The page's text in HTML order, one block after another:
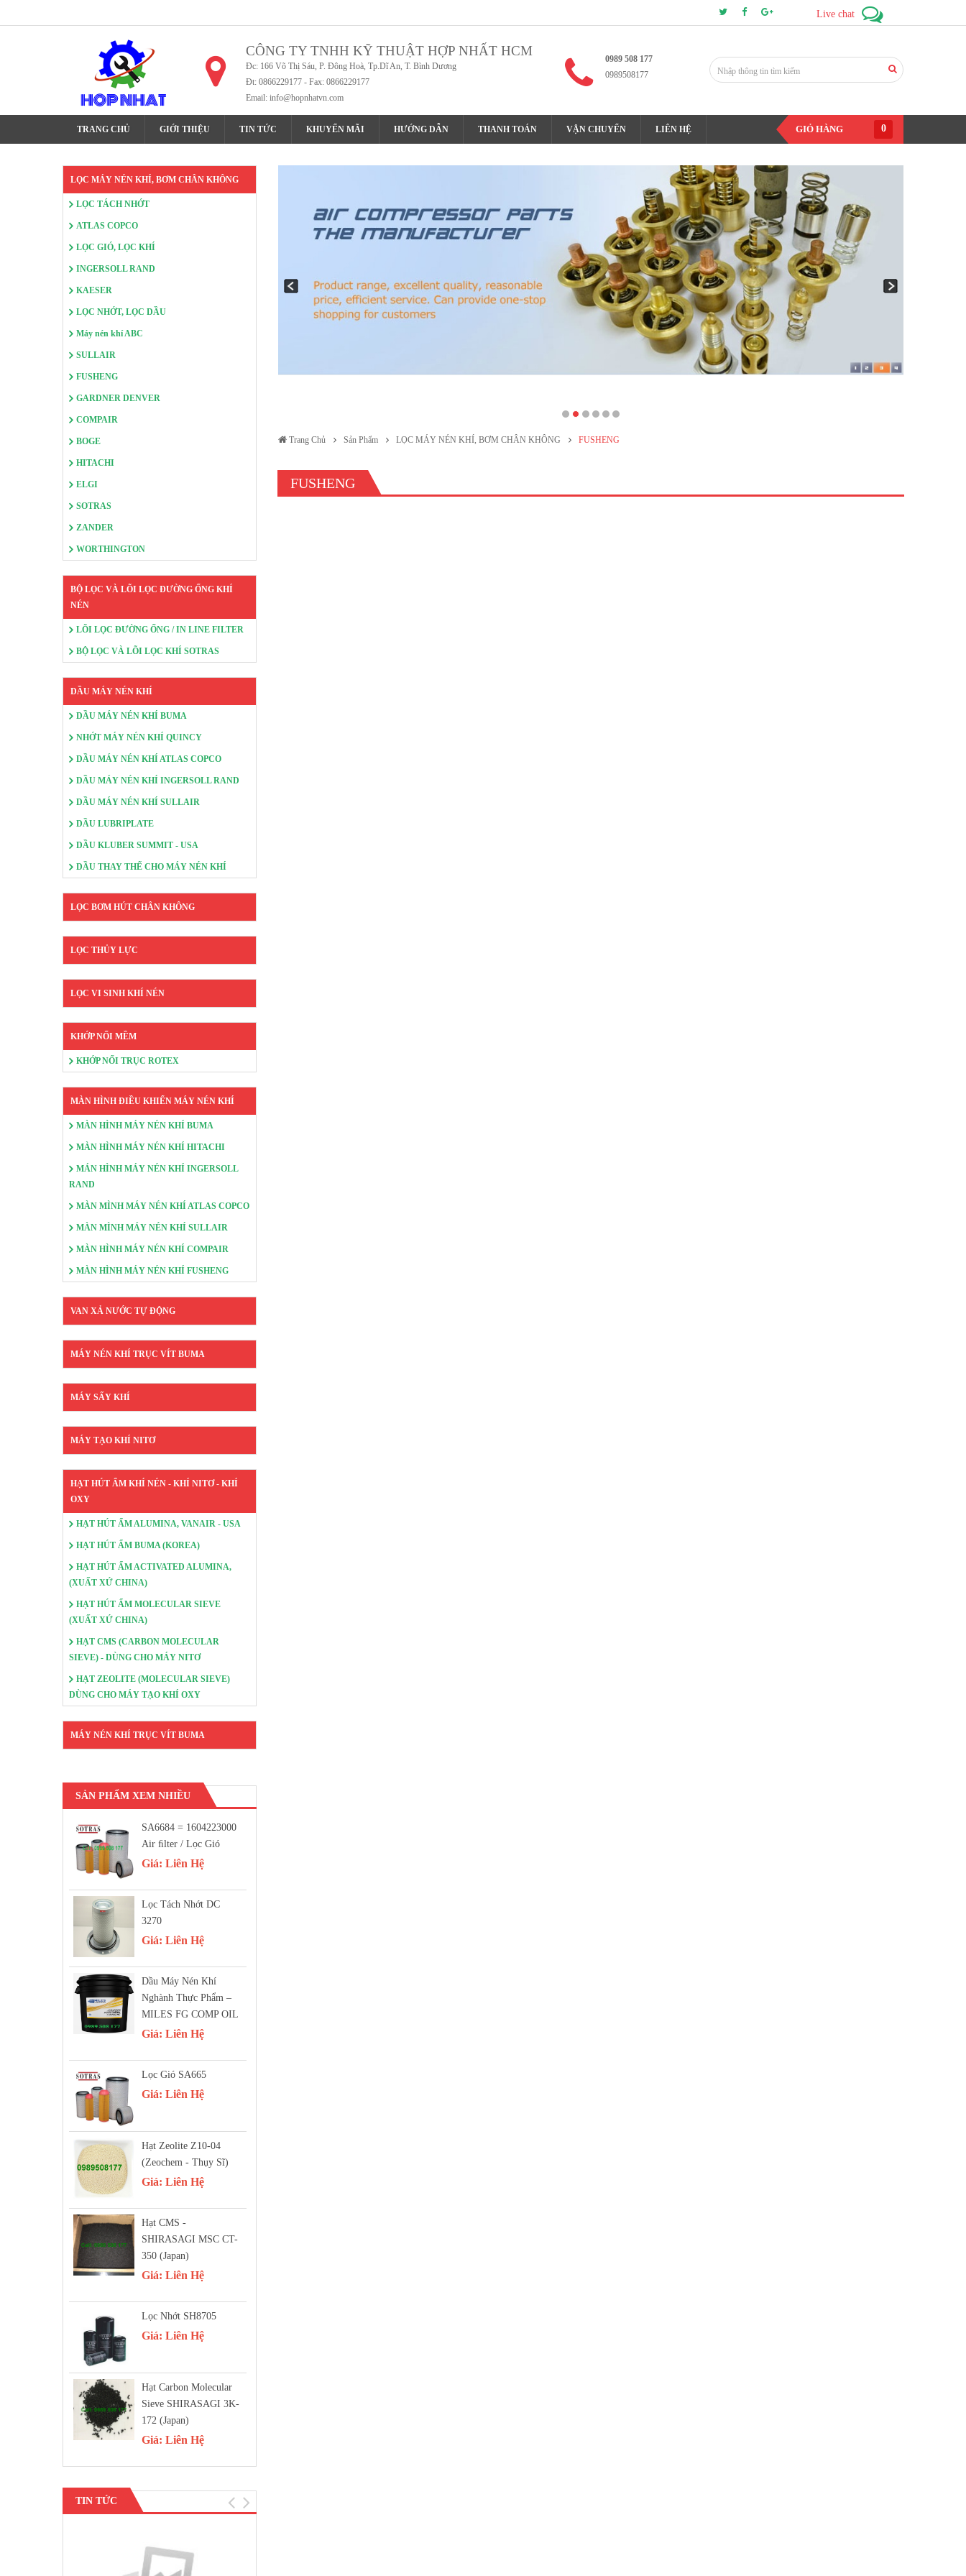
Live chat
CÔNG TY TNHH KỸ THUẬT HỢP NHẤT HCM
Đc: 166 Võ Thị Sáu, P. Đông Hoà, Tp.Dĩ An, T. Bình Dương
Đt: 0866229177 - Fax: 0866229177
Email: info@hopnhatvn.com
0989 508 177
0989508177
TRANG CHỦ GIỚI THIỆU TIN TỨC KHUYẾN MÃI HƯỚNG DẪN THANH TOÁN VẬN CHUYỂN LIÊN HỆ GIỎ HÀNG 0
LỌC MÁY NÉN KHÍ, BƠM CHÂN KHÔNG
LỌC TÁCH NHỚT
ATLAS COPCO
LỌC GIÓ, LỌC KHÍ
INGERSOLL RAND
KAESER
LỌC NHỚT, LỌC DẦU
Máy nén khí ABC
SULLAIR
FUSHENG
GARDNER DENVER
COMPAIR
BOGE
HITACHI
ELGI
SOTRAS
ZANDER
WORTHINGTON
BỘ LỌC VÀ LÕI LỌC ĐƯỜNG ỐNG KHÍ
NÉN
LÕI LỌC ĐƯỜNG ỐNG / IN LINE FILTER
BỘ LỌC VÀ LÕI LỌC KHÍ SOTRAS
DẦU MÁY NÉN KHÍ
DẦU MÁY NÉN KHÍ BUMA
NHỚT MÁY NÉN KHÍ QUINCY
DẦU MÁY NÉN KHÍ ATLAS COPCO
DẦU MÁY NÉN KHÍ INGERSOLL RAND
DẦU MÁY NÉN KHÍ SULLAIR
DẦU LUBRIPLATE
DẦU KLUBER SUMMIT - USA
DẦU THAY THẾ CHO MÁY NÉN KHÍ
LỌC BƠM HÚT CHÂN KHÔNG
LỌC THỦY LỰC
LỌC VI SINH KHÍ NÉN
KHỚP NỐI MỀM
KHỚP NỐI TRỤC ROTEX
MÀN HÌNH ĐIỀU KHIỂN MÁY NÉN KHÍ
MÀN HÌNH MÁY NÉN KHÍ BUMA
MÀN HÌNH MÁY NÉN KHÍ HITACHI
MÁN HÌNH MÁY NÉN KHÍ INGERSOLL
RAND
MÀN MÌNH MÁY NÉN KHÍ ATLAS COPCO
MÀN MÌNH MÁY NÉN KHÍ SULLAIR
MÀN HÌNH MÁY NÉN KHÍ COMPAIR
MÀN HÌNH MÁY NÉN KHÍ FUSHENG
VAN XẢ NƯỚC TỰ ĐỘNG
MÁY NÉN KHÍ TRỤC VÍT BUMA
MÁY SẤY KHÍ
MÁY TẠO KHÍ NITƠ
HẠT HÚT ẨM KHÍ NÉN - KHÍ NITƠ - KHÍ
OXY
HẠT HÚT ẨM ALUMINA, VANAIR - USA
HẠT HÚT ẨM BUMA (KOREA)
HẠT HÚT ẨM ACTIVATED ALUMINA,
(XUẤT XỨ CHINA)
HẠT HÚT ẨM MOLECULAR SIEVE
(XUẤT XỨ CHINA)
HẠT CMS (CARBON MOLECULAR
SIEVE) - DÙNG CHO MÁY NITƠ
HẠT ZEOLITE (MOLECULAR SIEVE)
DÙNG CHO MÁY TẠO KHÍ OXY
MÁY NÉN KHÍ TRỤC VÍT BUMA
SẢN PHẨM XEM NHIỀU
SA6684 = 1604223000
Air FIlter / Lọc Gió
Giá: Liên Hệ
Lọc Tách Nhớt DC
3270
Giá: Liên Hệ
Dầu Máy Nén Khí
Nghành Thực Phẩm –
MILES FG COMP OIL
Giá: Liên Hệ
Lọc Gió SA665
Giá: Liên Hệ
Hạt Zeolite Z10-04
(Zeochem - Thụy Sĩ)
Giá: Liên Hệ
Hạt CMS -
SHIRASAGI MSC CT-
350 (Japan)
Giá: Liên Hệ
Lọc Nhớt SH8705
Giá: Liên Hệ
Hạt Carbon Molecular
Sieve SHIRASAGI 3K-
172 (Japan)
Giá: Liên Hệ
TIN TỨC
Trang Chủ Sản Phẩm LỌC MÁY NÉN KHÍ, BƠM CHÂN KHÔNG FUSHENG
FUSHENG